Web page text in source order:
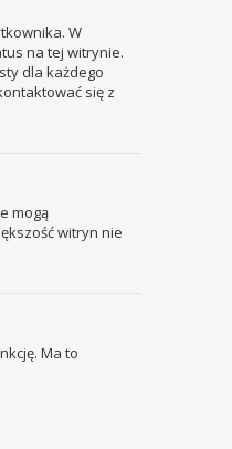
W
na tej witrynie.
dla każdego
się z
mogą
witryn nie
Ma to